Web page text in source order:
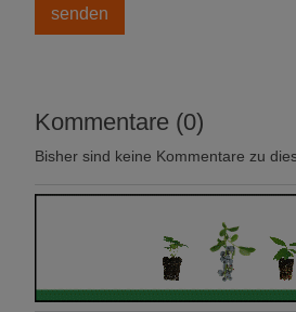
Kommentare (0)
Bisher sind keine Kommentare zu